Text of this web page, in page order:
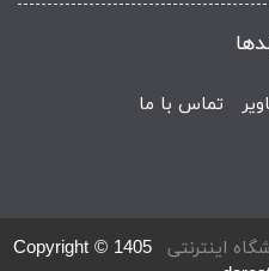
تماس با ما
اینترنتی
Copyright © 1405